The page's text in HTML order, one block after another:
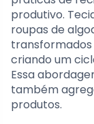
produtivo.
roupas de
criando um
Essa
também
produtos.